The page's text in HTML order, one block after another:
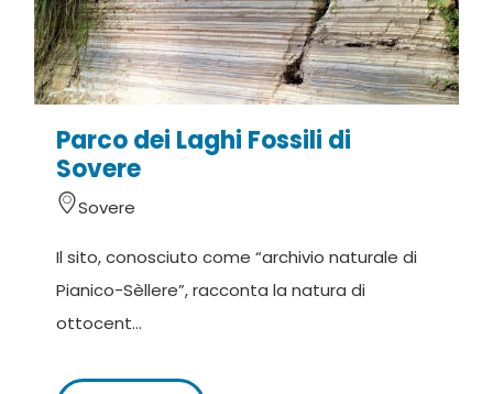
Parco dei Laghi Fossili di
Sovere
Sovere
Il sito, conosciuto come “archivio naturale di
Pianico-Sèllere”, racconta la natura di
ottocent...